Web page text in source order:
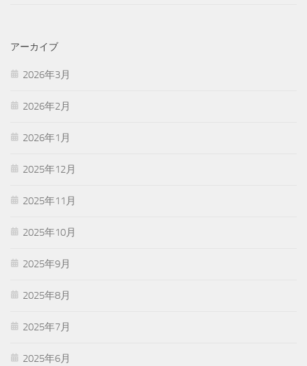
アーカイブ
2026年3月
2026年2月
2026年1月
2025年12月
2025年11月
2025年10月
2025年9月
2025年8月
2025年7月
2025年6月